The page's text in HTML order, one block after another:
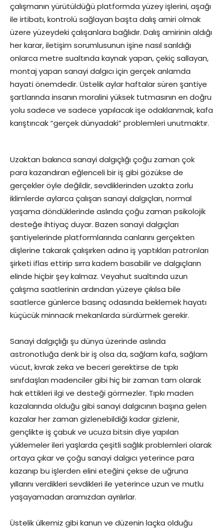
çalışmanın yürütüldüğü platformda yüzey işlerini, aşağı
ile irtibatı, kontrolü sağlayan başta dalış amiri olmak
üzere yüzeydeki çalışanlara bağlıdır. Dalış amirinin aldığı
her karar, iletişim sorumlusunun işine nasıl sarıldığı
onlarca metre sualtında kaynak yapan, çekiç sallayan,
montaj yapan sanayi dalgıcı için gerçek anlamda
hayati önemdedir. Üstelik aylar haftalar süren şantiye
şartlarında insanın moralini yüksek tutmasının en doğru
yolu sadece ve sadece yapılacak işe odaklanmak, kafa
karıştırıcak “gerçek dünyadaki” problemleri unutmaktır.
Uzaktan bakınca sanayi dalgıçlığı çoğu zaman çok
para kazandıran eğlenceli bir iş gibi gözükse de
gerçekler öyle değildir, sevdiklerinden uzakta zorlu
iklimlerde aylarca çalışan sanayi dalgıçları, normal
yaşama döndüklerinde aslında çoğu zaman psikolojik
desteğe ihtiyaç duyar. Bazen sanayi dalgıçları
şantiyelerinde platformlarında canlarını gerçekten
dişlerine takarak çalışırken adına iş yaptıkları patronları
şirketi iflas ettirip sırra kadem basabilir ve dalgıçların
elinde hiçbir şey kalmaz. Veyahut sualtında uzun
çalışma saatlerinin ardından yüzeye çıkılsa bile
saatlerce günlerce basınç odasında beklemek hayatı
küçücük minnacık mekanlarda sürdürmek gerekir.
Sanayi dalgıçlığı şu dünya üzerinde aslında
astronotluğa denk bir iş olsa da, sağlam kafa, sağlam
vücut, kıvrak zeka ve beceri gerektirse de tıpkı
sınıfdaşları madenciler gibi hiç bir zaman tam olarak
hak ettikleri ilgi ve desteği görmezler. Tıpkı maden
kazalarında olduğu gibi sanayi dalgıcının başına gelen
kazalar her zaman gizlenebildiği kadar gizlenir,
gençlikte iş çabuk ve ucuza bitsin diye yapılan
yüklemeler ileri yaşlarda çeşitli sağlık problemleri olarak
ortaya çıkar ve çoğu sanayi dalgıcı yeterince para
kazanıp bu işlerden elini eteğini çekse de uğruna
yıllarını verdikleri sevdikleri ile yeterince uzun ve mutlu
yaşayamadan aramızdan ayrılırlar.
Üstelik ülkemiz gibi kanun ve düzenin laçka olduğu